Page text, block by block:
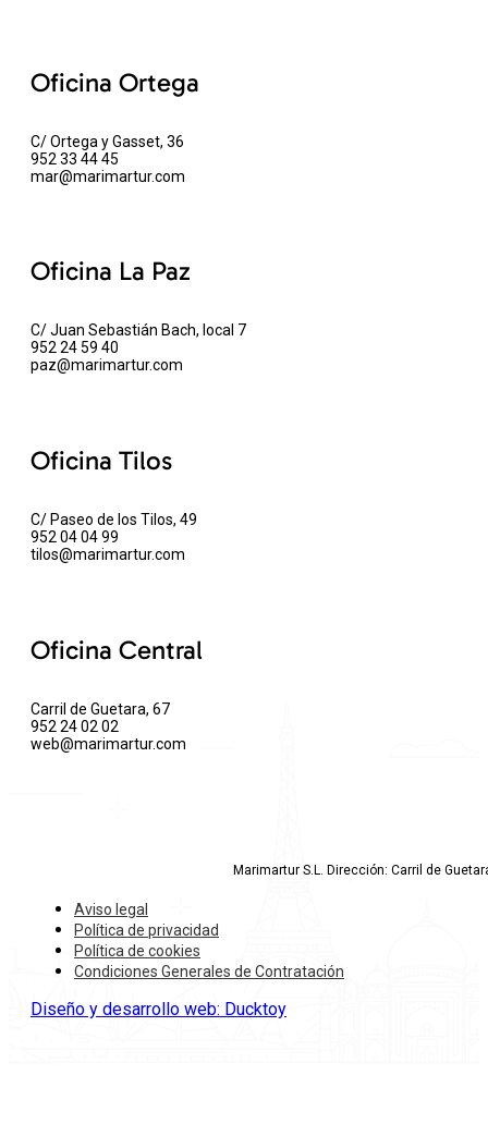
Oficina Ortega
C/ Ortega y Gasset, 36
952 33 44 45
mar@marimartur.com
Oficina La Paz
C/ Juan Sebastián Bach, local 7
952 24 59 40
paz@marimartur.com
Oficina Tilos
C/ Paseo de los Tilos, 49
952 04 04 99
tilos@marimartur.com
Oficina Central
Carril de Guetara, 67
952 24 02 02
web@marimartur.com
Marimartur S.L. Dirección: Carril de
Aviso legal
Política de privacidad
Política de cookies
Condiciones Generales de Contratación
Diseño y desarrollo web: Ducktoy